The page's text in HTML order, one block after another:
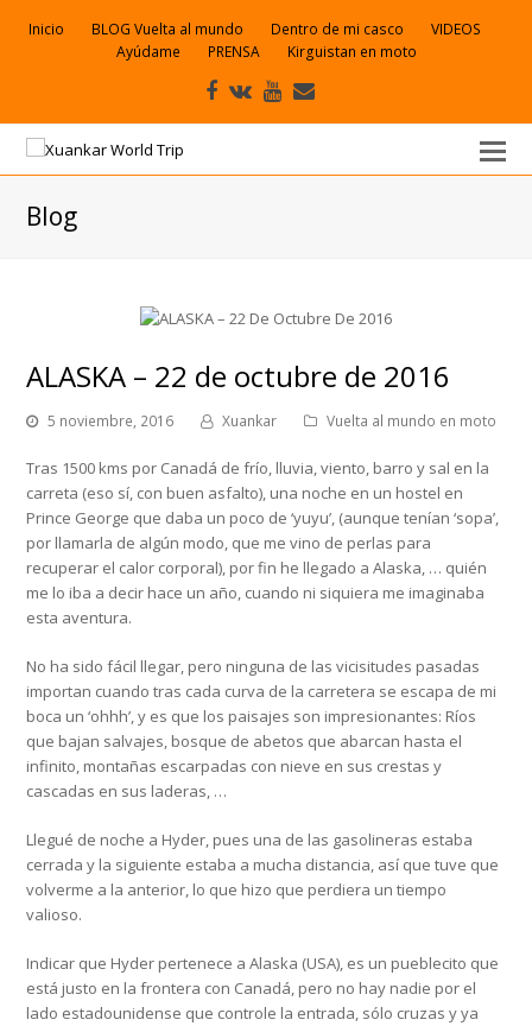
Inicio BLOG Vuelta al mundo Dentro de mi casco
VIDEOS
Ayúdame
PRENSA Kirguistan en moto
Facebook
VK Youtube
electrónico
Blog
ALASKA – 22 de octubre de 2016
5 noviembre, 2016 Xuankar Vuelta al mundo en moto
Tras 1500 kms por Canadá de frío, lluvia, viento, barro y sal en la
carreta (eso sí, con buen asfalto), una noche en un hostel en
Prince George que daba un poco de ‘yuyu’, (aunque tenían ‘sopa’,
por llamarla de algún modo, que me vino de perlas para
recuperar el calor corporal), por fin he llegado a Alaska, … quién
me lo iba a decir hace un año, cuando ni siquiera me imaginaba
esta aventura.
No ha sido fácil llegar, pero ninguna de las vicisitudes pasadas
importan cuando tras cada curva de la carretera se escapa de mi
boca un ‘ohhh’, y es que los paisajes son impresionantes: Ríos
que bajan salvajes, bosque de abetos que abarcan hasta el
infinito, montañas escarpadas con nieve en sus crestas y
cascadas en sus laderas, …
Llegué de noche a Hyder, pues una de las gasolineras estaba
cerrada y la siguiente estaba a mucha distancia, así que tuve que
volverme a la anterior, lo que hizo que perdiera un tiempo
valioso.
Indicar que Hyder pertenece a Alaska (USA), es un pueblecito que
está justo en la frontera con Canadá, pero no hay nadie por el
lado estadounidense que controle la entrada, sólo cruzas y ya